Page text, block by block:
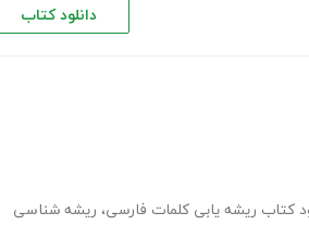
دانلود کتاب
کتاب ریشه یابی کلمات فارسی، ریشه شناسی